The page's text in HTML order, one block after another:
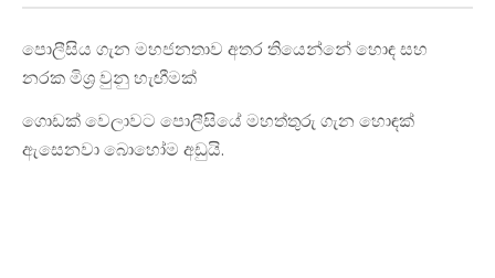
පොලීසිය ගැන මහජනතාව අතර තියෙන්නේ හොඳ සහ
නරක මිශ්‍ර වුනු හැඟීමක්
ගොඩක් වෙලාවට පොලීසියේ මහත්තුරු ගැන හොඳක්
ඇසෙනවා බොහෝම අඩුයි.